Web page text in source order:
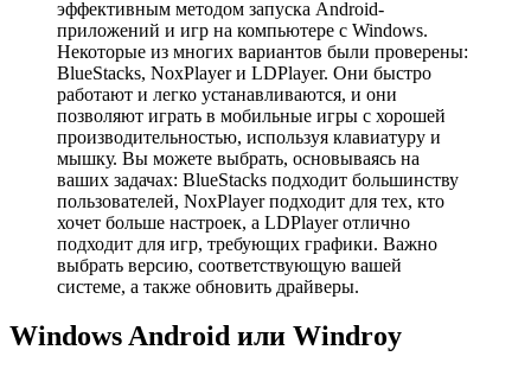
эффективным методом запуска Android-
приложений и игр на компьютере с Windows.
Некоторые из многих вариантов были проверены:
BlueStacks, NoxPlayer и LDPlayer. Они быстро
работают и легко устанавливаются, и они
позволяют играть в мобильные игры с хорошей
производительностью, используя клавиатуру и
мышку. Вы можете выбрать, основываясь на
ваших задачах: BlueStacks подходит большинству
пользователей, NoxPlayer подходит для тех, кто
хочет больше настроек, а LDPlayer отлично
подходит для игр, требующих графики. Важно
выбрать версию, соответствующую вашей
системе, а также обновить драйверы.
Windows Android или Windroy